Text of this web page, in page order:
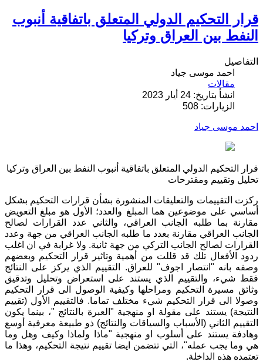
قرار التحكيم الدولي المتعلق باتفاقية أنبوب
النفط بين العراق وتركيا
التفاصيل
احمد موسى جياد
مقالات
انشأ بتاريخ: 24 أيار 2023
الزيارات: 508
احمد موسى جياد
قرار التحكيم الدولي المتعلق باتفاقية أنبوب النفط بين العراق وتركيا
تحليل وتقييم ومقترحات
ركزت التقييمات والتعليقات المنشورة بشأن قرارات التحكيم بشكل
أساسي على موضوعين هما المبلغ والعدد؛ الأول هو مبلغ التعويض
مقارنة بما طلبه الجانب العراقي، والثاني عدد القرارات لصالح
الجانب العراقي مقارنة بعدد ما طلبه الجانب العراقي من جهة وعدد
القرارات لصالح الجانب التركي من جهة ثانية. ولا غرابة في ان اغلب
ردود الأفعال تلك قد قللت من أهمية وتاثير قرار التحكيم وبعضهم
وصفه بانه "انتصار اجوف" للعراق. التقييم الذي يركز على النتائج
فقط شيء، والتقييم الذي يستند على استعراض وتحليل وتدقيق
وثائق مسيرة التحكيم ومراحلها وكيفية الوصول الى قرار التحكيم
وصولا الى قرار التحكيم شيء مختلف تماما. فالتقييم الأول (تقييم
النتيجة) يستند على مقولة او منهجية "العبرة بالنتائج "، بينما يكون
التقييم الثاني (الأسباب والسياقات والنتائج) ذو طبيعة معرفية أوسع
وهادفة يستند على أسلوب او منهجية "ماذا ولماذا وكيف وهل وما
هي وما يجب عمله"، التي تتضمن ايضا تقييم نتيجة التحكيم، وهذا ما
تعتمده هذه الداخلة.